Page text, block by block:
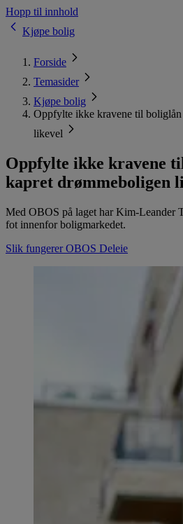
Hopp til innhold
Kjøpe bolig
Forside
Temasider
Kjøpe bolig
Oppfylte ikke kravene til
likevel
Oppfylte ikke kravene
kapret drømmeboligen
Med OBOS på laget har Kim-Leander
fot innenfor boligmarkedet.
Slik fungerer OBOS Deleie